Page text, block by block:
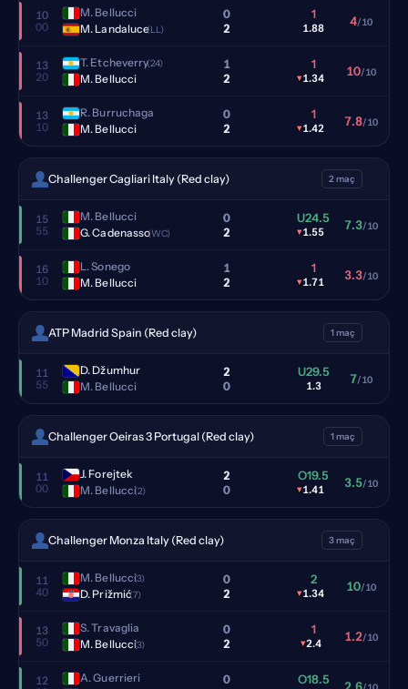
10
00
M. Bellucci
M. Landaluce(LL)
0
2
1
1.88 4/10
13
20
T. Etcheverry(24)
M. Bellucci
1
2
1
▾1.34 10/10
13
10
R. Burruchaga
M. Bellucci
0
2
1
▾1.42 7.8/10
Challenger Cagliari Italy (Red clay) 2 maç
15
55
M. Bellucci
G. Cadenasso(WC)
0
2
U24.5
▾1.55 7.3/10
16
10
L. Sonego
M. Bellucci
1
2
1
▾1.71 3.3/10
ATP Madrid Spain (Red clay) 1 maç
11
55
D. Džumhur
M. Bellucci
2
0
U29.5
1.3 7/10
Challenger Oeiras 3 Portugal (Red clay) 1 maç
11
00
J. Forejtek
M. Bellucci(2)
2
0
O19.5
▾1.41 3.5/10
Challenger Monza Italy (Red clay) 3 maç
11
40
M. Bellucci(3)
D. Prižmić(7)
0
2
2
▾1.34 10/10
13
50
S. Travaglia
M. Bellucci(3)
0
2
1
▾2.4 1.2/10
12
A. Guerrieri
0
O18.5